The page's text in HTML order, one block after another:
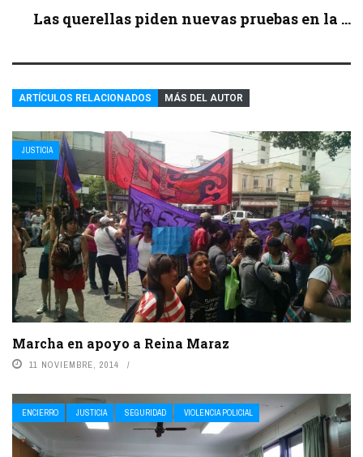
Las querellas piden nuevas pruebas en la ...
ARTÍCULOS RELACIONADOS MÁS DEL AUTOR
JUSTICIA
Marcha en apoyo a Reina Maraz
11 NOVIEMBRE, 2014
ENCIERRO JUSTICIA SEGURIDAD VIOLENCIA POLICIAL